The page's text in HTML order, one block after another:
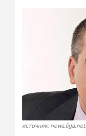
источник: news.liga.net